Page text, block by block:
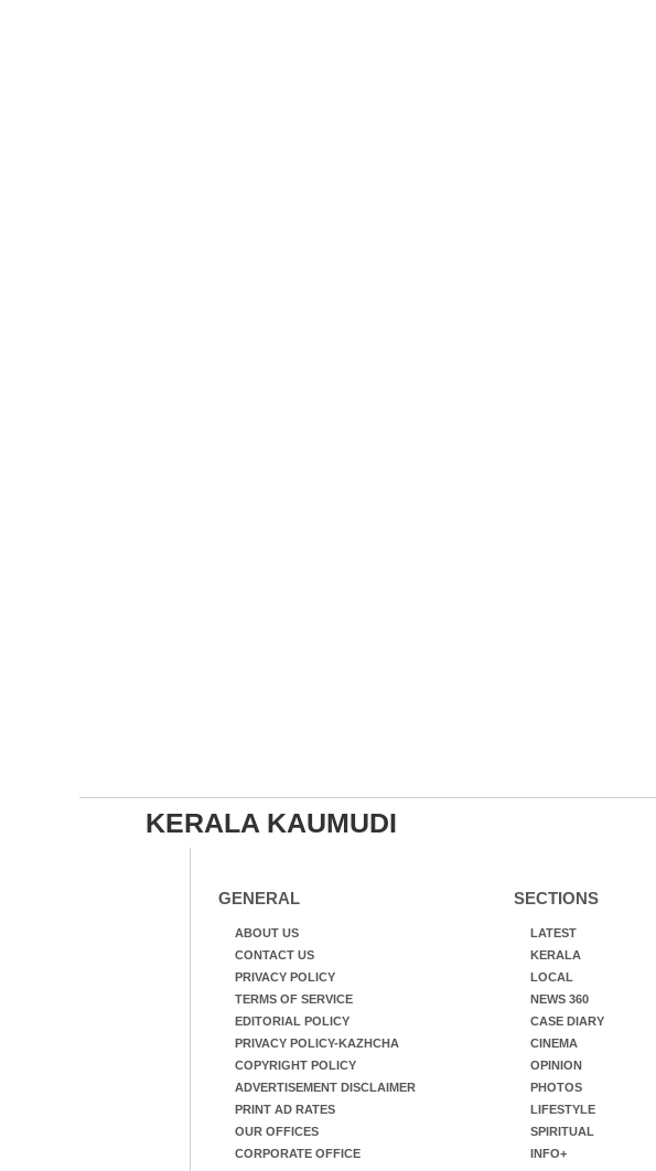
KERALA KAUMUDI
GENERAL
ABOUT US
CONTACT US
PRIVACY POLICY
TERMS OF SERVICE
EDITORIAL POLICY
PRIVACY POLICY-KAZHCHA
COPYRIGHT POLICY
ADVERTISEMENT DISCLAIMER
PRINT AD RATES
OUR OFFICES
CORPORATE OFFICE
SECTIONS
LATEST
KERALA
LOCAL
NEWS 360
CASE DIARY
CINEMA
OPINION
PHOTOS
LIFESTYLE
SPIRITUAL
INFO+